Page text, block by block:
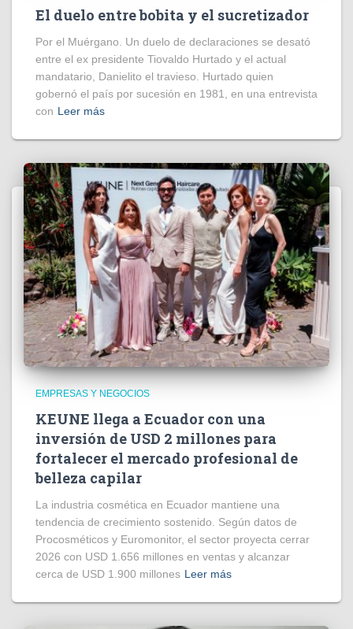
El duelo entre bobita y el sucretizador
Por el Muérgano. Un duelo de declaraciones se desató
entre el ex presidente Tiovaldo Hurtado y el actual
mandatario, Danielito el travieso. Hurtado quien
gobernó el país por sucesión en 1981, en una entrevista
con Leer más
EMPRESAS Y NEGOCIOS
KEUNE llega a Ecuador con una
inversión de USD 2 millones para
fortalecer el mercado profesional de
belleza capilar
La industria cosmética en Ecuador mantiene una
tendencia de crecimiento sostenido. Según datos de
Procosméticos y Euromonitor, el sector proyecta cerrar
2026 con USD 1.656 millones en ventas y alcanzar
cerca de USD 1.900 millones Leer más